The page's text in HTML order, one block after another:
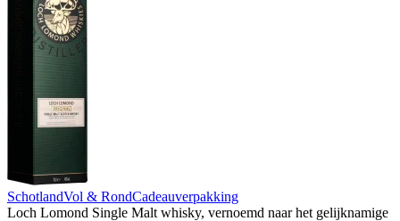
SchotlandVol & RondCadeauverpakking
Loch Lomond Single Malt whisky, vernoemd naar het gelijknamige